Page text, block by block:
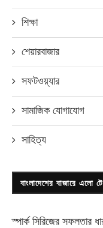
শিক্ষা
শেয়ারবাজার
সফটওয়্যার
সামাজিক যোগাযোগ
সাহিত্য
বাংলাদেশের বাজারে এলো
স্পার্ক সিরিজের সফলতার